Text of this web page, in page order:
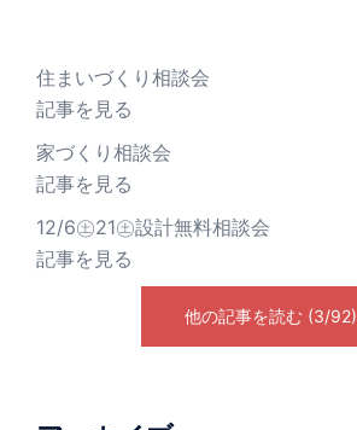
住まいづくり相談会
記事を見る
家づくり相談会
記事を見る
12/6㊏21㊏設計無料相談会
記事を見る
他の記事を読む (3/92)